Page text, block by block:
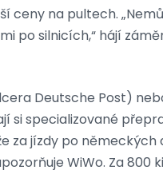
ceny na pultech.
po silnicích,“ hájí
Deutsche Post)
si specializované
za jízdy po
WiWo. Za 800